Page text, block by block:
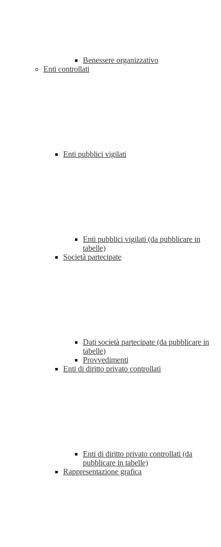
Benessere organizzativo
Enti controllati
Enti pubblici vigilati
Enti pubblici vigilati (da pubblicare in
tabelle)
Società partecipate
Dati società partecipate (da pubblicare in
tabelle)
Provvedimenti
Enti di diritto privato controllati
Enti di diritto privato controllati (da
pubblicare in tabelle)
Rappresentazione grafica